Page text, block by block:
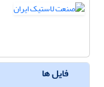
فایل ها